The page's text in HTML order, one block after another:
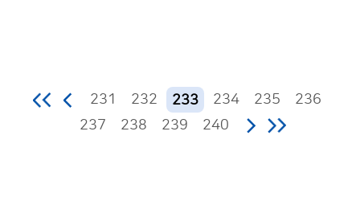
231 232 233 234 235
236
237
238 239 240